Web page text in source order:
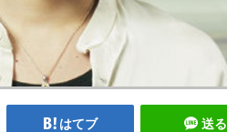
はてブ 送る